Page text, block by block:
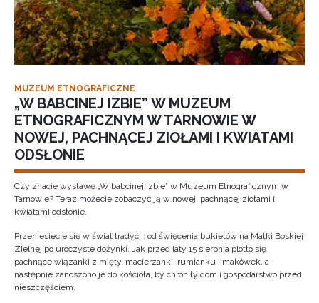
MUZEUM ETNOGRAFICZNE
„W BABCINEJ IZBIE” W MUZEUM
ETNOGRAFICZNYM W TARNOWIE W
NOWEJ, PACHNĄCEJ ZIOŁAMI I KWIATAMI
ODSŁONIE
Czy znacie wystawę „W babcinej izbie” w Muzeum Etnograficznym w
Tarnowie? Teraz możecie zobaczyć ją w nowej, pachnącej ziołami i
kwiatami odsłonie.
Przeniesiecie się w świat tradycji: od święcenia bukietów na Matki Boskiej
Zielnej po uroczyste dożynki. Jak przed laty 15 sierpnia plotło się
pachnące wiązanki z mięty, macierzanki, rumianku i makówek, a
następnie zanoszono je do kościoła, by chroniły dom i gospodarstwo przed
nieszczęściem.